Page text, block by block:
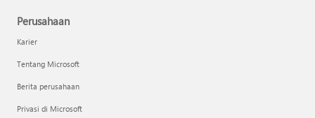
Perusahaan
Karier
Tentang Microsoft
Berita perusahaan
Privasi di Microsoft